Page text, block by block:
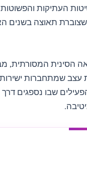
העתיקות
תאוצה בשנים
הסינית המסורתית,
מעל 7,000 נקודות עצב
שבו נספגים